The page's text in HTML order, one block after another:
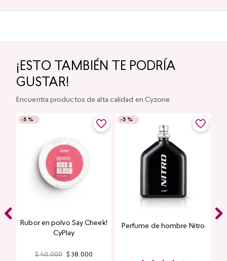
¡ESTO TAMBIÉN TE PODRÍA
GUSTAR!
Encuentra productos de alta calidad en Cyzone
-5 %
Rubor en polvo Say Cheek!
CyPlay
$ 40.000 $ 38.000
-5 %
Perfume de hombre Nitro